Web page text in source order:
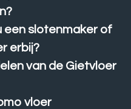
een slotenmaker of
erbij?
van de Gietvloer
vloer